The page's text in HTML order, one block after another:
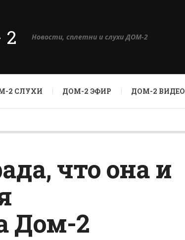
Новости, сплетни и слухи ДОМ-2
2 СЛУХИ ДОМ-2 ЭФИР ДОМ-2 ВИДЕО
что она и
Дом-2